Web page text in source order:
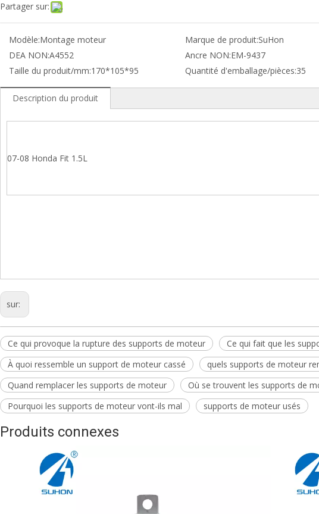
Partager sur:
Modèle:Montage moteur Marque de produit:SuHon
DEA NON:A4552 Ancre NON:EM-9437
Taille du produit/mm:170*105*95 Quantité d'emballage/pièces:35
Description du produit
07-08 Honda Fit 1.5L
sur:
Ce qui provoque la rupture des supports de moteur
Ce qui fait que les
À quoi ressemble un support de moteur cassé
quels supports de moteur
Quand remplacer les supports de moteur
Où se trouvent les supports de
Pourquoi les supports de moteur vont-ils mal
supports de moteur usés
Produits connexes